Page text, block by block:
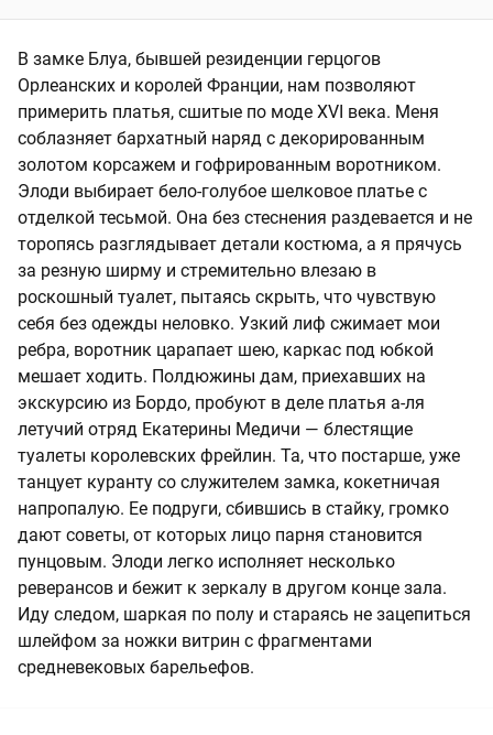
В замке Блуа, бывшей резиденции герцогов
Орлеанских и королей Франции, нам позволяют
примерить платья, сшитые по моде XVI века. Меня
соблазняет бархатный наряд с декорированным
золотом корсажем и гофрированным воротником.
Элоди выбирает бело-голубое шелковое платье с
отделкой тесьмой. Она без стеснения раздевается и не
торопясь разглядывает детали костюма, а я прячусь
за резную ширму и стремительно влезаю в
роскошный туалет, пытаясь скрыть, что чувствую
себя без одежды неловко. Узкий лиф сжимает мои
ребра, воротник царапает шею, каркас под юбкой
мешает ходить. Полдюжины дам, приехавших на
экскурсию из Бордо, пробуют в деле платья а-ля
летучий отряд Екатерины Медичи — блестящие
туалеты королевских фрейлин. Та, что постарше, уже
танцует куранту со служителем замка, кокетничая
напропалую. Ее подруги, сбившись в стайку, громко
дают советы, от которых лицо парня становится
пунцовым. Элоди легко исполняет несколько
реверансов и бежит к зеркалу в другом конце зала.
Иду следом, шаркая по полу и стараясь не зацепиться
шлейфом за ножки витрин с фрагментами
средневековых барельефов.